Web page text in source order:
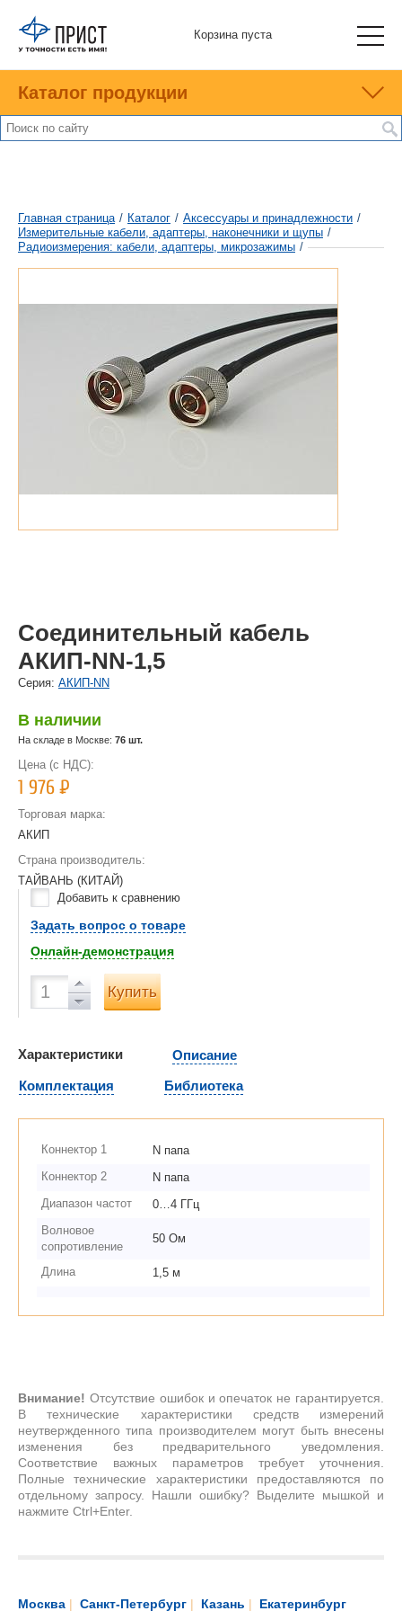
Корзина пуста
Каталог продукции
Главная страница / Каталог / Аксессуары и принадлежности /
Измерительные кабели, адаптеры, наконечники и щупы /
Радиоизмерения: кабели, адаптеры, микрозажимы /
Соединительный кабель
AКИП-NN-1,5
Cерия: АКИП-NN
В наличии
На складе в Москве: 76 шт.
Цена (с НДС):
1 976Р
Торговая марка:
АКИП
Страна производитель:
ТАЙВАНЬ (КИТАЙ)
Добавить к сравнению
Задать вопрос о товаре
Онлайн-демонстрация
Купить
Характеристики
Описание
Комплектация
Библиотека
Коннектор 1
N папа
Коннектор 2
N папа
Диапазон частот
0…4 ГГц
Волновое
сопротивление
50 Ом
Длина 1,5 м
Внимание! Отсутствие ошибок и опечаток не гарантируется.
В технические характеристики средств измерений
неутвержденного типа производителем могут быть внесены
изменения без предварительного уведомления.
Соответствие важных параметров требует уточнения.
Полные технические характеристики предоставляются по
отдельному запросу. Нашли ошибку? Выделите мышкой и
нажмите Ctrl+Enter.
Москва | Санкт-Петербург | Казань | Екатеринбург